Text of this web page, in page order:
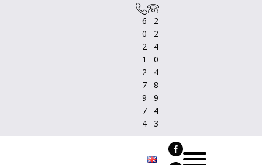
6
0
2
1
2
7
9
7
4
2
2
4
0
4
8
9
4
3